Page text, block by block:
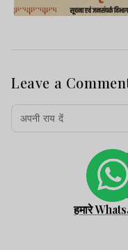
Leave a
हमारे